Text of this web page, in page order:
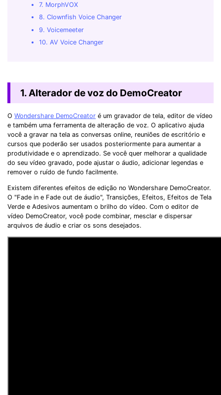
7. MorphVOX
8. Clownfish Voice Changer
9. Voicemeeter
10. AV Voice Changer
1. Alterador de voz do DemoCreator
O Wondershare DemoCreator é um gravador de tela, editor de vídeo
e também uma ferramenta de alteração de voz. O aplicativo ajuda
você a gravar na tela as conversas online, reuniões de escritório e
cursos que poderão ser usados ​​posteriormente para aumentar a
produtividade e o aprendizado. Se você quer melhorar a qualidade
do seu vídeo gravado, pode ajustar o áudio, adicionar legendas e
remover o ruído de fundo facilmente.
Existem diferentes efeitos de edição no Wondershare DemoCreator.
O "Fade in e Fade out de áudio", Transições, Efeitos, Efeitos de Tela
Verde e Adesivos aumentam o brilho do vídeo. Com o editor de
vídeo DemoCreator, você pode combinar, mesclar e dispersar
arquivos de áudio e criar os sons desejados.